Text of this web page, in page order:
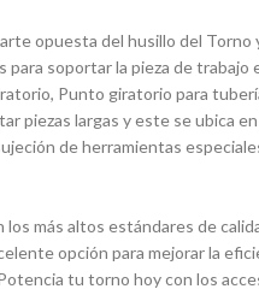
opuesta del husillo del
soportar la pieza de
Punto giratorio para
piezas largas y este se ubica
de herramientas
más altos estándares de
opción para mejorar la
tu torno hoy con los